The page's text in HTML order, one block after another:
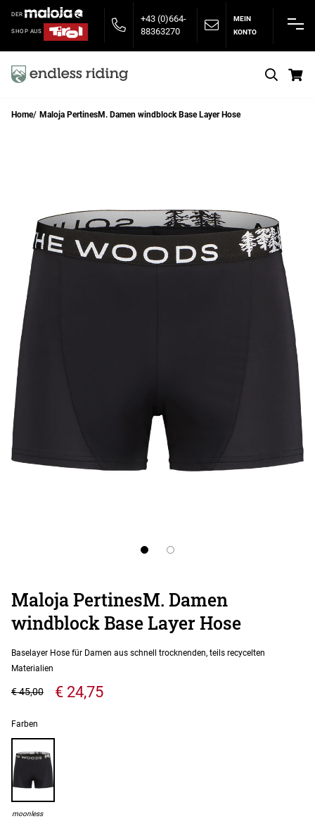
DER
SHOP AUS
+43 (0)664-
88363270
MEIN
KONTO
Home Maloja PertinesM. Damen windblock Base Layer Hose
Maloja PertinesM. Damen
windblock Base Layer Hose
Baselayer Hose für Damen aus schnell trocknenden, teils recycelten
Materialien
€ 24,75
€ 45,00
Farben
moonless